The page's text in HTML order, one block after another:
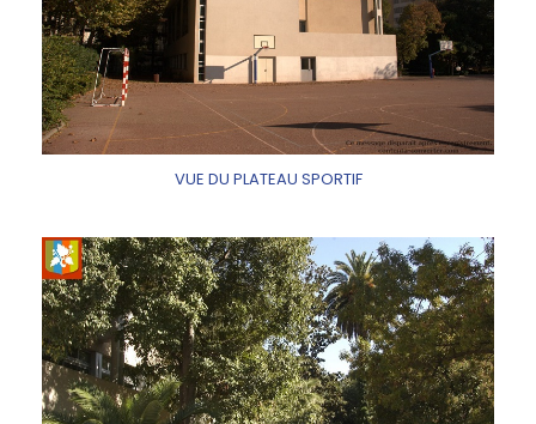
VUE DU PLATEAU SPORTIF